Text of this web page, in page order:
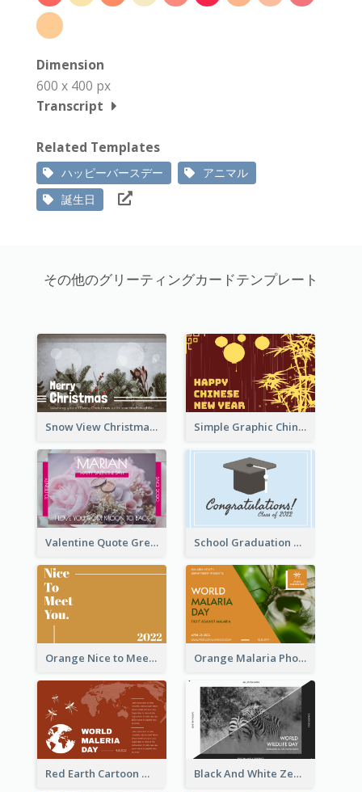
Dimension
600 x 400 px
Transcript
Related Templates
ハッピーバースデー
アニマル
誕生日
その他のグリーティングカードテンプレート
Snow View Christmas Card With Simple Design Simple Graphic Chinese New Year In Red And Yellow
Valentine Quote Greeting Card School Graduation Celebration Card
Orange Nice to Meet You Greeting Card Orange Malaria Photo World Malaria Day Greeting Card
Red Earth Cartoon World Malaria Day Greeting Card Black And White Zebra World Wildlife Day Greeting Card